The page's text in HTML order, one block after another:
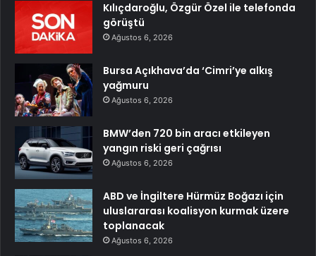
Kılıçdaroğlu, Özgür Özel ile telefonda
görüştü
Ağustos 6, 2026
Bursa Açıkhava’da ‘Cimri’ye alkış
yağmuru
Ağustos 6, 2026
BMW’den 720 bin aracı etkileyen
yangın riski geri çağrısı
Ağustos 6, 2026
ABD ve İngiltere Hürmüz Boğazı için
uluslararası koalisyon kurmak üzere
toplanacak
Ağustos 6, 2026